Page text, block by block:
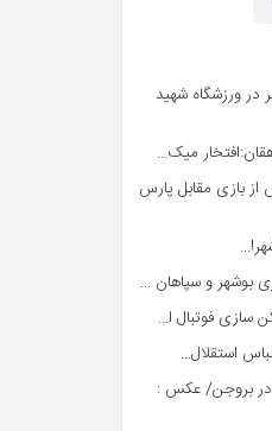
در ورزشگاه شهید
میک...
بازی مقابل پارس
بوشهر و سپاهان ...
سازی فوتبال ا...
استقلال...
در بروجن/ عکس :